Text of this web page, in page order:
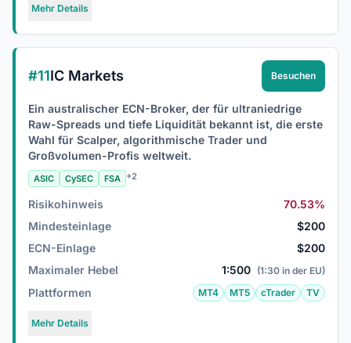
Mehr Details
#11IC Markets Besuchen
Ein australischer ECN-Broker, der für ultraniedrige
Raw-Spreads und tiefe Liquidität bekannt ist, die erste
Wahl für Scalper, algorithmische Trader und
Großvolumen-Profis weltweit.
ASIC CySEC FSA +2
Risikohinweis
70.53%
Mindesteinlage
$200
ECN-Einlage
$200
Maximaler Hebel
1:500 (1:30 in der EU)
Plattformen MT4 MT5 cTrader TV
Mehr Details